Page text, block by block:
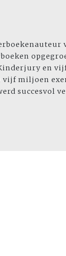
en vijf
vijf miljoen
succesvol